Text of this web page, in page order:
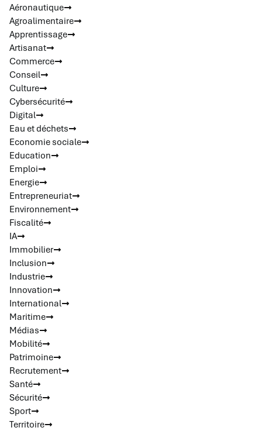
Aéronautique
Agroalimentaire
Apprentissage
Artisanat
Commerce
Conseil
Culture
Cybersécurité
Digital
Eau et déchets
Economie sociale
Education
Emploi
Energie
Entrepreneuriat
Environnement
Fiscalité
IA
Immobilier
Inclusion
Industrie
Innovation
International
Maritime
Médias
Mobilité
Patrimoine
Recrutement
Santé
Sécurité
Sport
Territoire